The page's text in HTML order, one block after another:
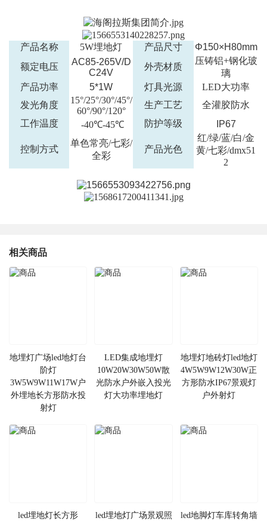
产品名称 5W埋地灯 产品尺寸
Φ150×H80mm
额定电压
AC85-265V/D
C24V
外壳材质
压铸铝+钢化玻
璃
产品功率
5*1W 灯具光源
LED大功率
发光角度
15°/25°/30°/45°/
60°/90°/120°
生产工艺
全灌胶防水
工作温度
-40℃-45℃ 防护等级 IP67
控制方式
单色常亮/七彩/
全彩
产品光色
红/绿/蓝/白/金
黄/七彩/dmx51
2
相关商品
地埋灯广场led地灯台
阶灯
3W5W9W11W17W户
外埋地长方形防水投
射灯
LED集成地埋灯
10W20W30W50W散
光防水户外嵌入投光
灯大功率埋地灯
地埋灯地砖灯led地灯
4W5W9W12W30W正
方形防水IP67景观灯
户外射灯
led埋地灯长方形
led埋地灯广场景观照
led地脚灯车库转角墙